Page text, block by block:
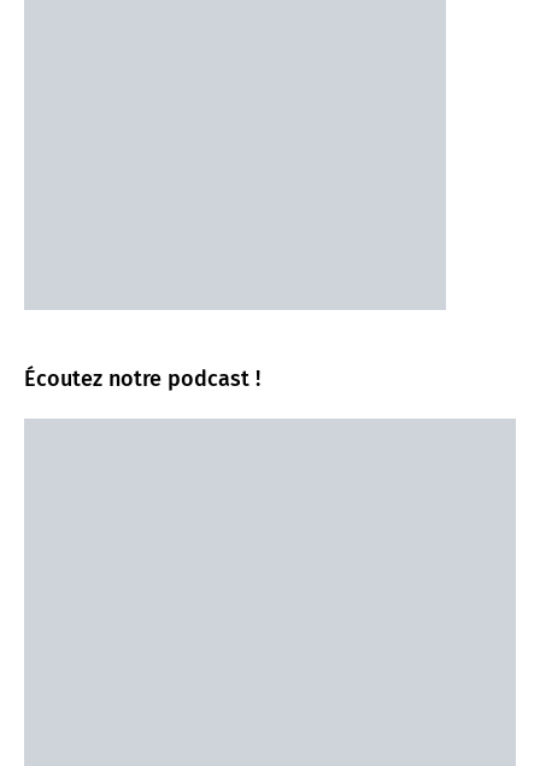
Écoutez notre podcast !